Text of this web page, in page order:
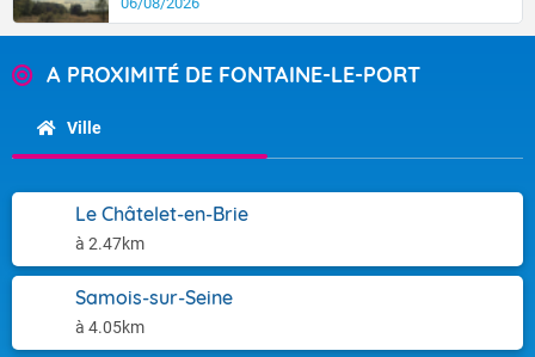
A PROXIMITÉ DE FONTAINE-LE-PORT
Ville
Le Châtelet-en-Brie
à 2.47km
Samois-sur-Seine
à 4.05km